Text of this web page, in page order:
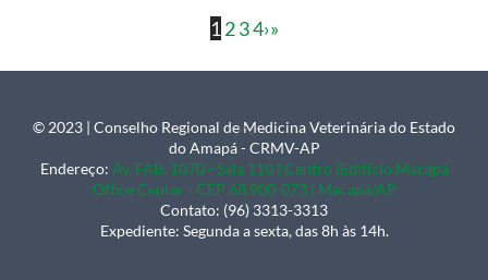
1 2 34›»
Back
To
Top
© 2023 | Conselho Regional de Medicina Veterinária do Estado
do Amapá - CRMV-AP
Endereço: Av. FAB, 1070 - Sala 110 | Centro |Edifício Macapá
Office Center - CEP 68.900-073 | Macapá/AP
Contato: (96) 3313-3313
Expediente: Segunda a sexta, das 8h às 14h.